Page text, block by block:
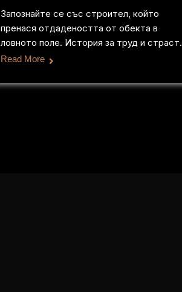
Запознайте се със строител, който
пренася отдадеността от обекта в
ловното поле. История за труд и страст.
Read More